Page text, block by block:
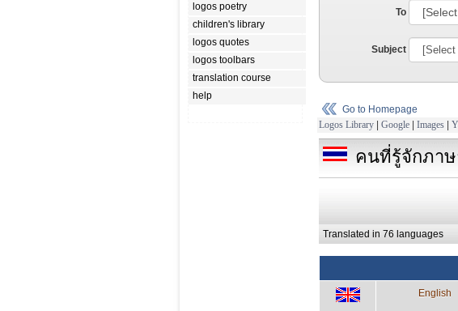
logos poetry
children's library
logos quotes
logos toolbars
translation course
help
To
Subject
Go to Homepage
Logos Library | Google | Images |
คนที่รู้จักภาษ
Translated in 76 languages
English